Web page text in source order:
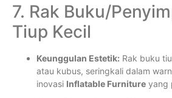
7. Rak Buku/
Tiup Kecil
Keunggulan Estetik: Rak buku
atau kubus, seringkali dalam
inovasi Inflatable Furniture yang